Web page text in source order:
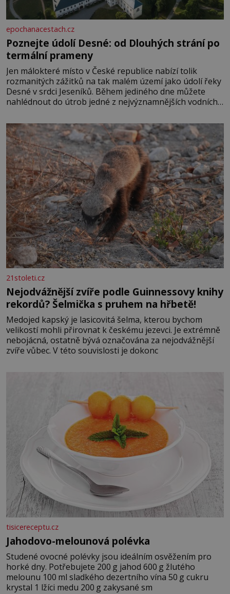
epochanacestach.cz
Poznejte údolí Desné: od Dlouhých strání po
termální prameny
Jen málokteré místo v České republice nabízí tolik
rozmanitých zážitků na tak malém území jako údolí řeky
Desné v srdci Jeseníků. Během jediného dne můžete
nahlédnout do útrob jedné z nejvýznamnějších vodních
se na koloběžce a den zakončit poznáváním památek ve
Velkých Losinách nebo v termálním
21stoleti.cz
Nejodvážnější zvíře podle Guinnessovy knihy
rekordů? Šelmička s pruhem na hřbetě!
Medojed kapský je lasicovitá šelma, kterou bychom
velikostí mohli přirovnat k českému jezevci. Je extrémně
nebojácná, ostatně bývá označována za nejodvážnější
zvíře vůbec. V této souvislosti je dokonc
tisicereceptu.cz
Jahodovo-melounová polévka
Studené ovocné polévky jsou ideálním osvěžením pro
horké dny. Potřebujete 200 g jahod 600 g žlutého
melounu 100 ml sladkého dezertního vína 50 g cukru
krystal 1 lžíci medu 200 g zakysané sm